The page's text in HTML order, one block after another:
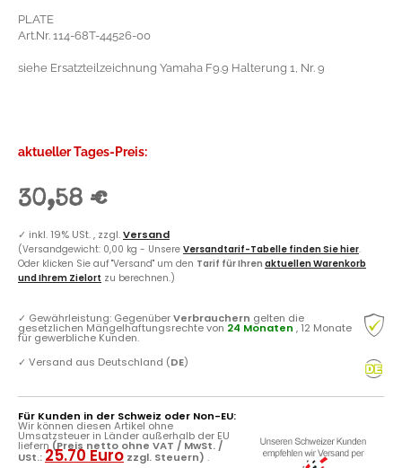
PLATE
Art.Nr. 114-68T-44526-00
siehe Ersatzteilzeichnung Yamaha F9.9 Halterung 1, Nr. 9
aktueller Tages-Preis:
30,58 €
✓ inkl. 19% USt. , zzgl.Versand
(Versandgewicht: 0,00 kg - Unsere Versandtarif-Tabelle finden Sie hier.
Oder klicken Sie auf "Versand" um den Tarif für Ihren aktuellen Warenkorb
und Ihrem Zielort zu berechnen.)
✓ Gewährleistung: GegenüberVerbrauchern gelten die
gesetzlichen Mängelhaftungsrechte von 24 Monaten , 12 Monate
für gewerbliche Kunden.
✓ Versand aus Deutschland (DE)
Für Kunden in der Schweiz oder Non-EU:
Wir können diesen Artikel ohne
Umsatzsteuer in Länder außerhalb der EU
liefern (Preis netto ohne VAT / MwSt. /
USt.: 25.70 Euro zzgl. Steuern) .